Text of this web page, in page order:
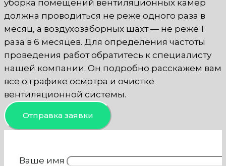
уборка помещений вентиляционных камер
должна проводиться не реже одного раза в
месяц, а воздухозаборных шахт — не реже 1
раза в 6 месяцев. Для определения частоты
проведения работ обратитесь к специалисту
нашей компании. Он подробно расскажем вам
все о графике осмотра и очистке
вентиляционной системы.
Отправка заявки
Ваше имя